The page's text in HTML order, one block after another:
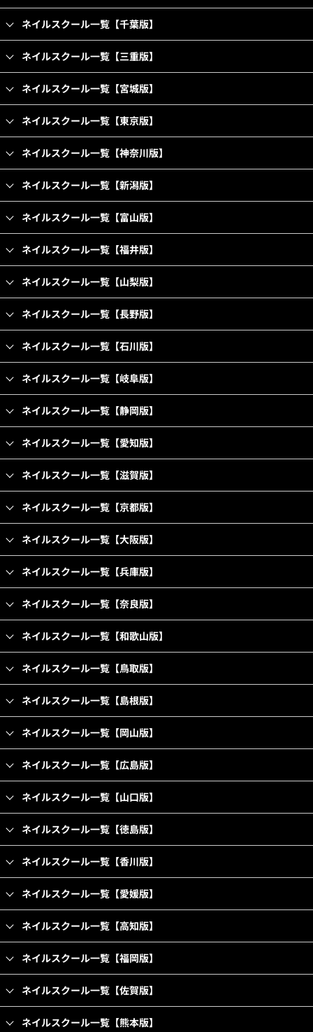
ネイルスクール一覧【千葉版】
ネイルスクール一覧【三重版】
ネイルスクール一覧【宮城版】
ネイルスクール一覧【東京版】
ネイルスクール一覧【神奈川版】
ネイルスクール一覧【新潟版】
ネイルスクール一覧【富山版】
ネイルスクール一覧【福井版】
ネイルスクール一覧【山梨版】
ネイルスクール一覧【長野版】
ネイルスクール一覧【石川版】
ネイルスクール一覧【岐阜版】
ネイルスクール一覧【静岡版】
ネイルスクール一覧【愛知版】
ネイルスクール一覧【滋賀版】
ネイルスクール一覧【京都版】
ネイルスクール一覧【大阪版】
ネイルスクール一覧【兵庫版】
ネイルスクール一覧【奈良版】
ネイルスクール一覧【和歌山版】
ネイルスクール一覧【鳥取版】
ネイルスクール一覧【島根版】
ネイルスクール一覧【岡山版】
ネイルスクール一覧【広島版】
ネイルスクール一覧【山口版】
ネイルスクール一覧【徳島版】
ネイルスクール一覧【香川版】
ネイルスクール一覧【愛媛版】
ネイルスクール一覧【高知版】
ネイルスクール一覧【福岡版】
ネイルスクール一覧【佐賀版】
ネイルスクール一覧【熊本版】